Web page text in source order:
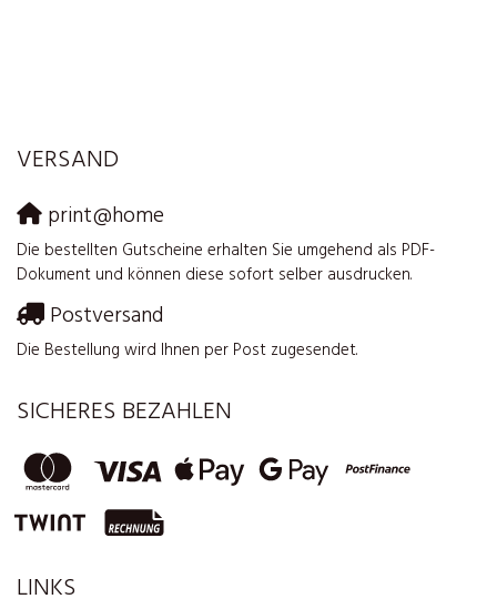
VERSAND
print@home
Die bestellten Gutscheine erhalten Sie umgehend als PDF-
Dokument und können diese sofort selber ausdrucken.
Postversand
Die Bestellung wird Ihnen per Post zugesendet.
SICHERES BEZAHLEN
LINKS